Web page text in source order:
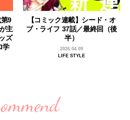
9
主
ズ
学
【コミック連載】シード・オ
ブ・ライフ 37話／最終回（後
半）
2026.04.09
LIFE STYLE